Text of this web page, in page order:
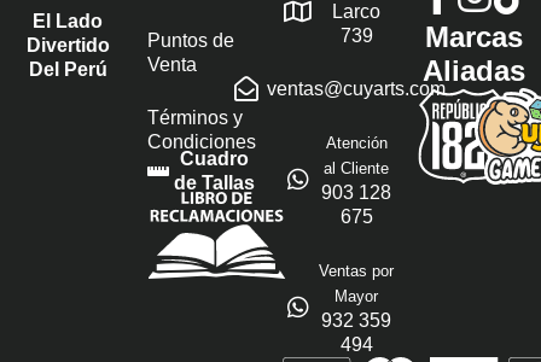
El Lado
Divertido
Del Perú
Puntos de
Venta
Términos y
Condiciones
Cuadro
de Tallas
Larco
739
ventas@cuyarts.com
Atención
al Cliente
903 128
675
Ventas por
Mayor
932 359
494
Marcas
Aliadas